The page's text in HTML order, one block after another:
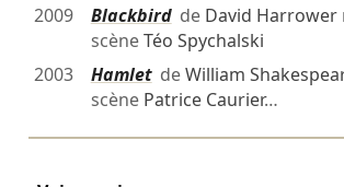
2009
Blackbirdde David Harrower
scèneTéo Spychalski
2003
HamletdeWilliam
scène Patrice Caurier…